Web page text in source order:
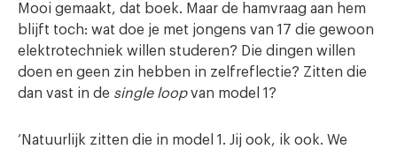
Mooi gemaakt, dat boek. Maar de hamvraag aan hem
blijft toch: wat doe je met jongens van 17 die gewoon
elektrotechniek willen studeren? Die dingen willen
doen en geen zin hebben in zelfreflectie? Zitten die
dan vast in de single loopvan model 1?
‘Natuurlijk zitten die in model 1. Jij ook, ik ook. We